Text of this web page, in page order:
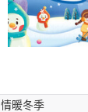
情暖冬季